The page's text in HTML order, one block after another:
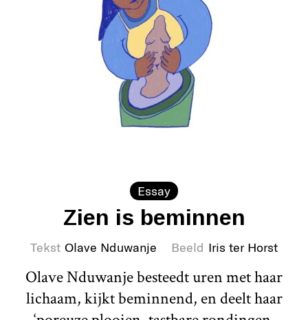
Essay
Zien is beminnen
Tekst Olave Nduwanje Beeld Iris ter Horst
Olave Nduwanje besteedt uren met haar
lichaam, kijkt beminnend, en deelt haar